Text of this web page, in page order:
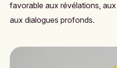
favorable aux révélations,
aux dialogues profonds.